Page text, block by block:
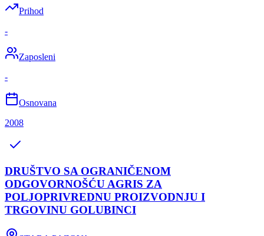
Prihod
-
Zaposleni
-
Osnovana
2008
DRUŠTVO SA OGRANIČENOM
ODGOVORNOŠĆU AGRIS ZA
POLJOPRIVREDNU PROIZVODNJU I
TRGOVINU GOLUBINCI